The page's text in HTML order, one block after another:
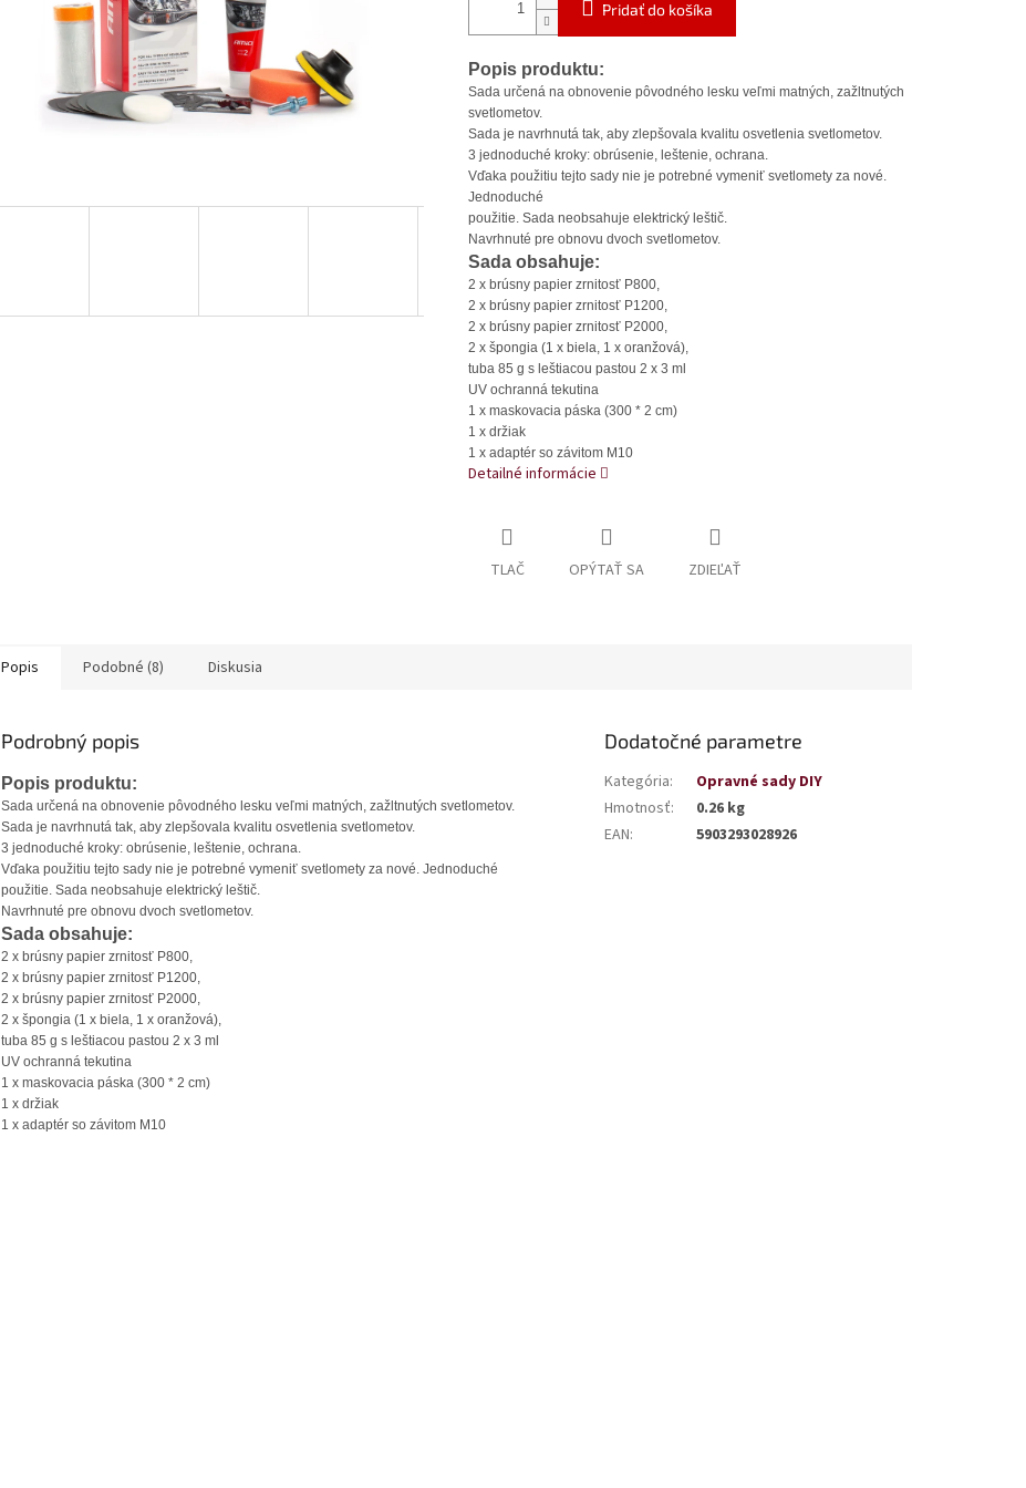
Pridať do košíka
Popis produktu:
Sada určená na obnovenie pôvodného lesku veľmi matných, zažltnutých
svetlometov.
Sada je navrhnutá tak, aby zlepšovala kvalitu osvetlenia svetlometov.
3 jednoduché kroky: obrúsenie, leštenie, ochrana.
Vďaka použitiu tejto sady nie je potrebné vymeniť svetlomety za nové.
Jednoduché
použitie. Sada neobsahuje elektrický leštič.
Navrhnuté pre obnovu dvoch svetlometov.
Sada obsahuje:
2 x brúsny papier zrnitosť P800,
2 x brúsny papier zrnitosť P1200,
2 x brúsny papier zrnitosť P2000,
2 x špongia (1 x biela, 1 x oranžová),
tuba 85 g s leštiacou pastou 2 x 3 ml
UV ochranná tekutina
1 x maskovacia páska (300 * 2 cm)
1 x držiak
1 x adaptér so závitom M10
Detailné informácie
TLAČ OPÝTAŤ SA ZDIEĽAŤ
Popis Podobné (8) Diskusia
Podrobný popis
Popis produktu:
Sada určená na obnovenie pôvodného lesku veľmi matných, zažltnutých svetlometov.
Sada je navrhnutá tak, aby zlepšovala kvalitu osvetlenia svetlometov.
3 jednoduché kroky: obrúsenie, leštenie, ochrana.
Vďaka použitiu tejto sady nie je potrebné vymeniť svetlomety za nové. Jednoduché
použitie. Sada neobsahuje elektrický leštič.
Navrhnuté pre obnovu dvoch svetlometov.
Sada obsahuje:
2 x brúsny papier zrnitosť P800,
2 x brúsny papier zrnitosť P1200,
2 x brúsny papier zrnitosť P2000,
2 x špongia (1 x biela, 1 x oranžová),
tuba 85 g s leštiacou pastou 2 x 3 ml
UV ochranná tekutina
1 x maskovacia páska (300 * 2 cm)
1 x držiak
1 x adaptér so závitom M10
Dodatočné parametre
Kategória:
Opravné sady DIY
Hmotnosť:
0.26 kg
EAN: 5903293028926